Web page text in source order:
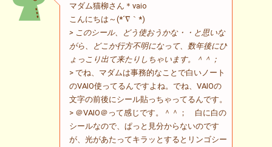
マダム猫柳さん＊vaio
こんにちは～(*´∇｀*)
> このシール、どう使おうかな・・と思いな
がら、どこか行方不明になって、数年後にひ
ょっこり出て来たりしちゃいます。＾＾；
> でね、マダムは事務的なことで白いノート
のVAIO使ってるんですよね。でね、VAIOの
文字の前後にシール貼っちゃってるんです。
> ＠VAIO＠って感じです。＾＾； 白に白の
シールなので、ぱっと見分からないのです
が、光があたってキラッとするとリンゴシー